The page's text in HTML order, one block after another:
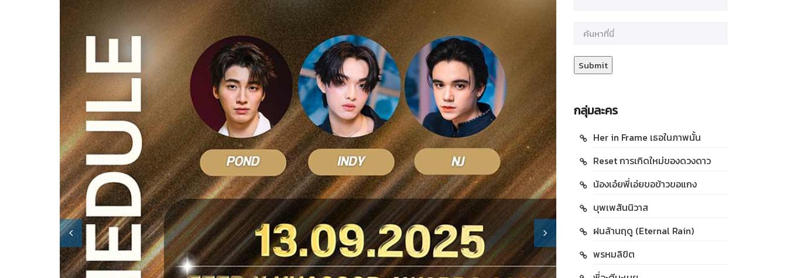
กลุ่มละคร
Her in Frame เธอในภาพนั้น
Reset การเกิดใหม่ของดวงดาว
น้องเอ๋ยพี่เอ่ยขอข้าวขอแกง
บุพเพสันนิวาส
ฝนล้านฤดู (Eternal Rain)
พรหมลิขิต